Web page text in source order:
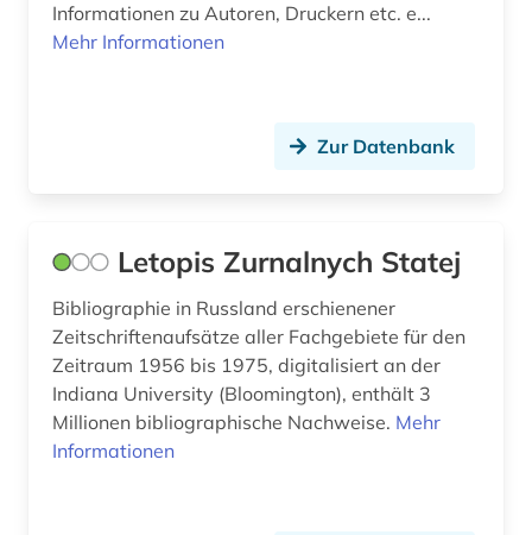
makedonien (1)
mecklenburg-vorpommern (2)
medienwissenschaft (8)
mexiko (1)
mexiko (1)
Informationen zu Autoren, Druckern etc. e...
Mehr Informationen
Zur Datenbank
Letopis Zurnalnych Statej
Bibliographie in Russland erschienener
Zeitschriftenaufsätze aller Fachgebiete für den
Zeitraum 1956 bis 1975, digitalisiert an der
Indiana University (Bloomington), enthält 3
Millionen bibliographische Nachweise. Mehr
Informationen